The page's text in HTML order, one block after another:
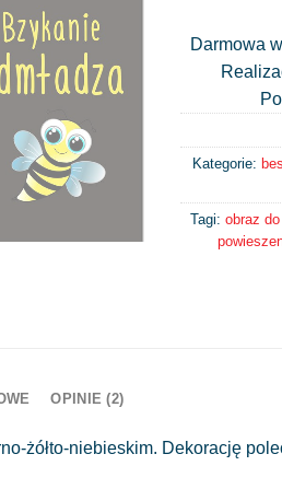
Darmowa
Kategorie:
Tagi: obraz
OPINIE (2)
żółto-niebieskim. Dekorację